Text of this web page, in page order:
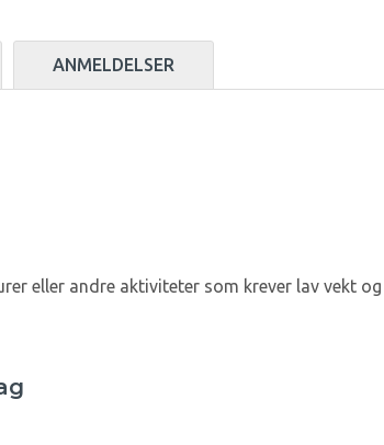
ANMELDELSER
eller andre aktiviteter som krever lav vekt